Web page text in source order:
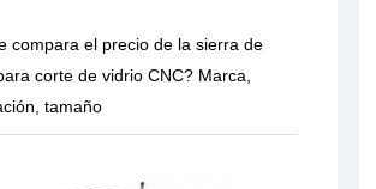
compara el precio de la sierra de
corte de vidrio CNC? Marca,
tamaño